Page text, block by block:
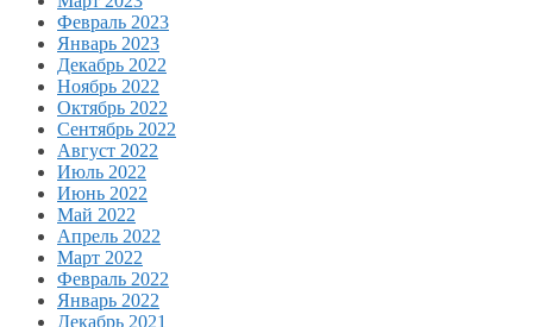
Февраль 2023
Январь 2023
Декабрь 2022
Ноябрь 2022
Октябрь 2022
Сентябрь 2022
Август 2022
Июль 2022
Июнь 2022
Май 2022
Апрель 2022
Март 2022
Февраль 2022
Январь 2022
Декабрь 2021